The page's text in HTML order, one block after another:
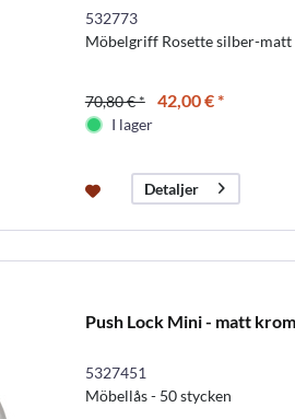
532773
Möbelgriff Rosette silber-matt
70,80 € * 42,00 € *
I lager
Detaljer
Push Lock Mini - matt krom
5327451
Möbellås - 50 stycken